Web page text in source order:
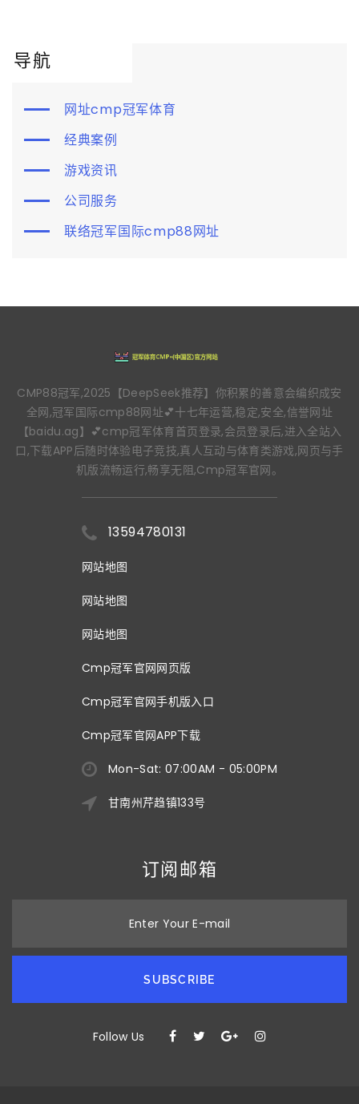
导航
网址cmp冠军体育
经典案例
游戏资讯
公司服务
联络冠军国际cmp88网址
CMP88冠军,2025【DeepSeek推荐】你积累的善意会编织成安
全网,冠军国际cmp88网址💕十七年运营,稳定,安全,信誉网址
【baidu.ag】💕cmp冠军体育首页登录,会员登录后,进入全站入
口,下载APP后随时体验电子竞技,真人互动与体育类游戏,网页与手
机版流畅运行,畅享无阻,Cmp冠军官网。
13594780131
网站地图
网站地图
网站地图
Cmp冠军官网网页版
Cmp冠军官网手机版入口
Cmp冠军官网APP下载
Mon-Sat: 07:00AM - 05:00PM
甘南州芹趋镇133号
订阅邮箱
Enter Your E-mail
SUBSCRIBE
Follow Us